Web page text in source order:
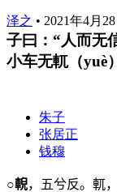
泽之 • 2021年4月
子曰：“人而无
小车无軏（yuè
朱子
张居正
钱穆
○輗，五兮反。軏